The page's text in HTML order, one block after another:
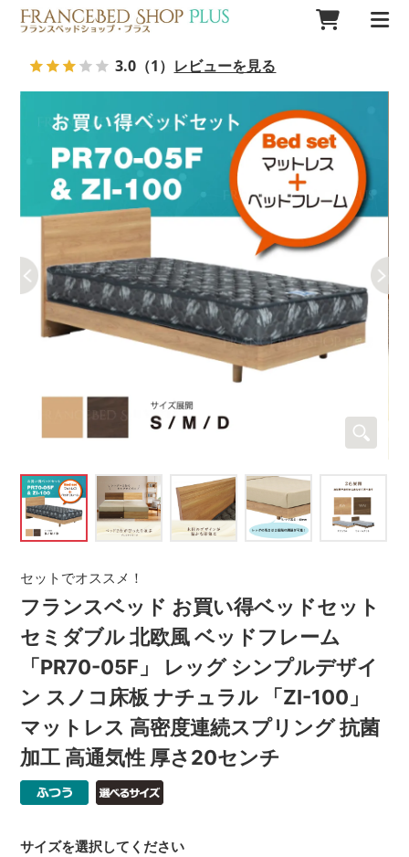
フランスベッド お買い得ベッドセット
セミダブル 北欧風 ベッドフレーム
「PR70-05F」 レッグ シンプルデザイ
ン スノコ床板 ナチュラル 「ZI-100」
マットレス 高密度連続スプリング 抗菌
加工 高通気性 厚さ20センチ
セットでオススメ！
サイズを選択してください
3.0 （1） レビューを見る